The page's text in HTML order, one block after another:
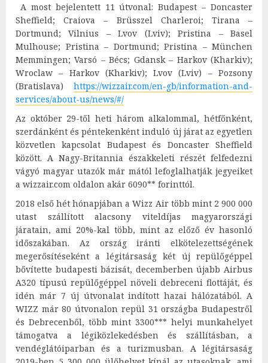
A most bejelentett 11 útvonal: Budapest – Doncaster
Sheffield; Craiova – Brüsszel Charleroi; Tirana –
Dortmund; Vilnius – Lvov (Lviv); Pristina – Basel
Mulhouse; Pristina – Dortmund; Pristina – München
Memmingen; Varsó – Bécs; Gdansk – Harkov (Kharkiv);
Wroclaw – Harkov (Kharkiv); Lvov (Lviv) – Pozsony
(Bratislava) https://wizzair.com/en-gb/information-and-
services/about-us/news/#/
Az október 29-től heti három alkalommal, hétfőnként,
szerdánként és péntekenként induló új járat az egyetlen
közvetlen kapcsolat Budapest és Doncaster Sheffield
között. A Nagy-Britannia északkeleti részét felfedezni
vágyó magyar utazók már mától lefoglalhatják jegyeiket
a wizzair.com oldalon akár 6090** forinttól.
2018 első hét hónapjában a Wizz Air több mint 2 900 000
utast szállított alacsony viteldíjas magyarországi
járatain, ami 20%-kal több, mint az előző év hasonló
időszakában. Az ország iránti elkötelezettségének
megerősítéseként a légitársaság két új repülőgéppel
bővítette budapesti bázisát, decemberben újabb Airbus
A320 típusú repülőgéppel növeli debreceni flottáját, és
idén már 7 új útvonalat indított hazai hálózatából. A
WIZZ már 80 útvonalon repül 31 országba Budapestről
és Debrecenből, több mint 3300*** helyi munkahelyet
támogatva a légiközlekedésben és szállításban, a
vendéglátóiparban és a turizmusban. A légitársaság